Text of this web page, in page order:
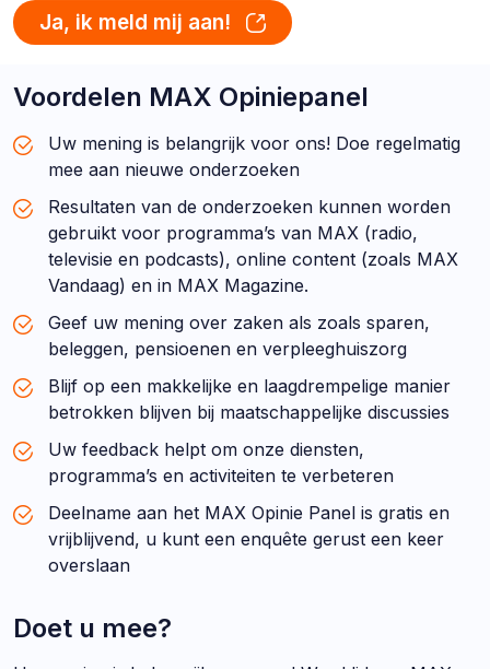
Ja, ik meld mij aan!
Voordelen MAX Opiniepanel
Uw mening is belangrijk voor ons! Doe regelmatig
mee aan nieuwe onderzoeken
Resultaten van de onderzoeken kunnen worden
gebruikt voor programma’s van MAX (radio,
televisie en podcasts), online content (zoals MAX
Vandaag) en in MAX Magazine.
Geef uw mening over zaken als zoals sparen,
beleggen, pensioenen en verpleeghuiszorg
Blijf op een makkelijke en laagdrempelige manier
betrokken blijven bij maatschappelijke discussies
Uw feedback helpt om onze diensten,
programma’s en activiteiten te verbeteren
Deelname aan het MAX Opinie Panel is gratis en
vrijblijvend, u kunt een enquête gerust een keer
overslaan
Doet u mee?